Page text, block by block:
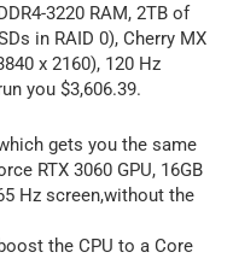
3220 RAM, 2TB of
in RAID 0), Cherry MX
x 2160), 120 Hz
you $3,606.39.
gets you the same
RTX 3060 GPU, 16GB
Hz screen,without the
the CPU to a Core